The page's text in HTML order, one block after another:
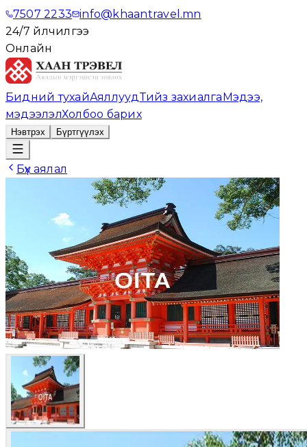
7507 2233 info@khaantravel.mn
24/7 үйлчилгээ
Онлайн
Бидний тухайАяллуудТийз захиалгаМэдээ,
мэдээлэлХолбоо барих
Нэвтрэх Бүртгүүлэх
Бүх аялал